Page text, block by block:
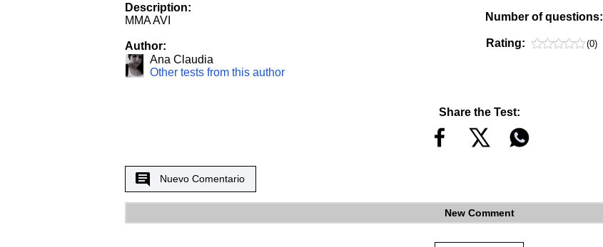
Description:
MMA AVI
Author:
Ana Claudia
Other tests from this author
Number of questions:
Rating: (0)
Share the Test:
Nuevo Comentario
New Comment